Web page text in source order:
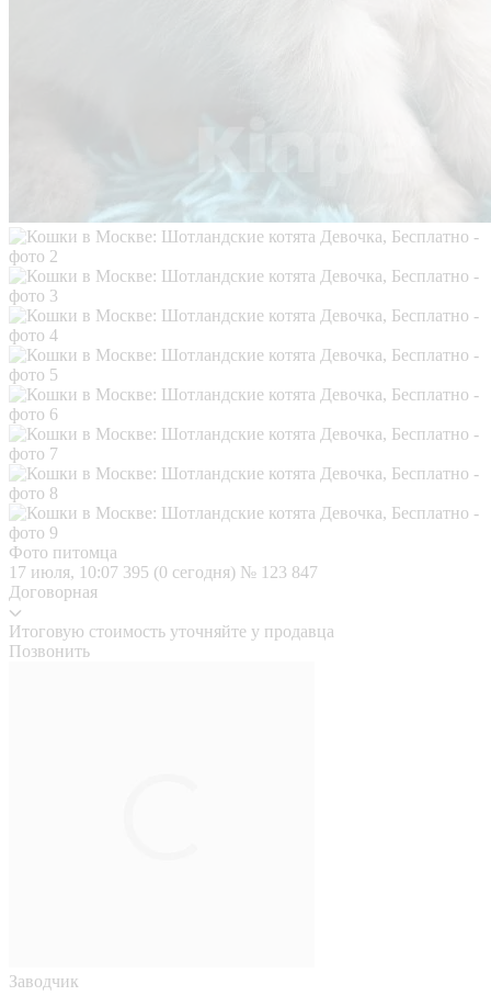
Фото питомца
17 июля, 10:07 395 (0 сегодня) № 123 847
Договорная
Итоговую стоимость уточняйте у продавца
Позвонить
Заводчик